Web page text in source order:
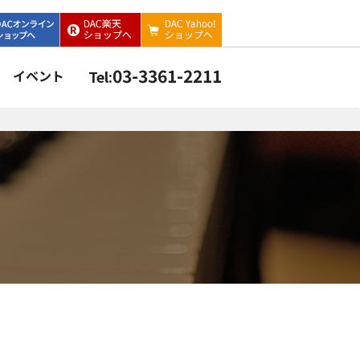
イベント Tel:03-3361-2211